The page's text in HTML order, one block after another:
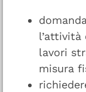
l’attività
lavori
misura